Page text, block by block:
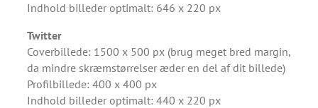
Indhold billeder optimalt: 646 x 220 px
Twitter
Coverbillede: 1500 x 500 px (brug meget bred margin,
da mindre skræmstørrelser æder en del af dit billede)
Profilbillede: 400 x 400 px
Indhold billeder optimalt: 440 x 220 px